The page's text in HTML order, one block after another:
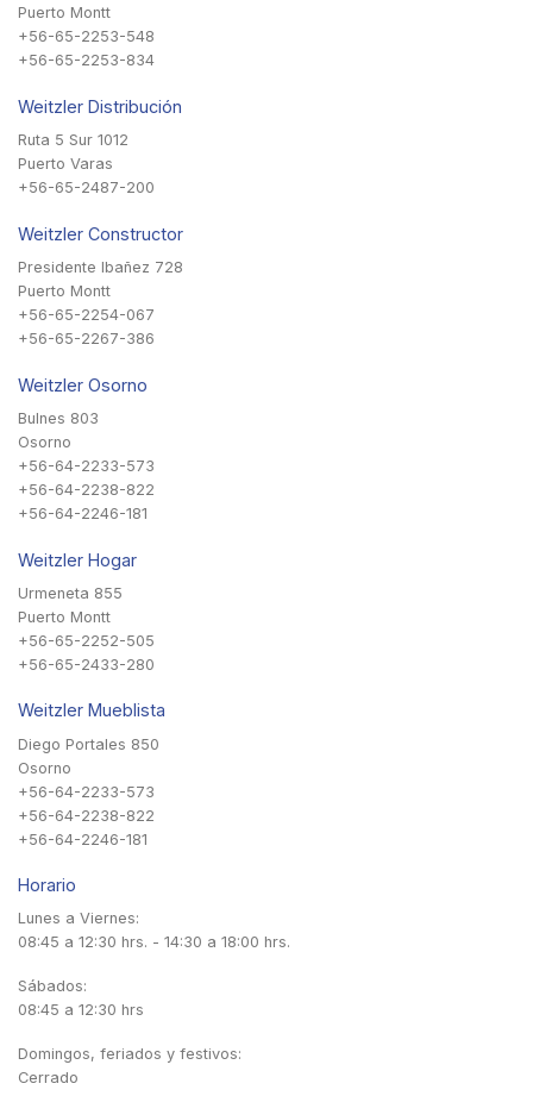
Puerto Montt
+56-65-2253-548
+56-65-2253-834
Weitzler Distribución
Ruta 5 Sur 1012
Puerto Varas
+56-65-2487-200
Weitzler Constructor
Presidente Ibañez 728
Puerto Montt
+56-65-2254-067
+56-65-2267-386
Weitzler Osorno
Bulnes 803
Osorno
+56-64-2233-573
+56-64-2238-822
+56-64-2246-181
Weitzler Hogar
Urmeneta 855
Puerto Montt
+56-65-2252-505
+56-65-2433-280
Weitzler Mueblista
Diego Portales 850
Osorno
+56-64-2233-573
+56-64-2238-822
+56-64-2246-181
Horario
Lunes a Viernes:
08:45 a 12:30 hrs. - 14:30 a 18:00 hrs.
Sábados:
08:45 a 12:30 hrs
Domingos, feriados y festivos:
Cerrado